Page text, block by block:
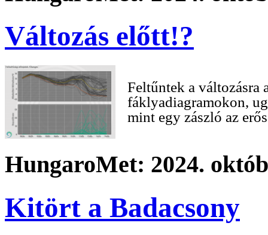
Változás előtt!?
Feltűntek a változásra
fáklyadiagramokon,
mint egy zászló az
HungaroMet: 2024.
Kitört a Badacsony